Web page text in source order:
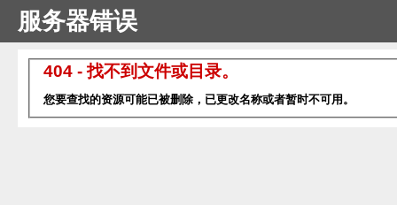
服务器错误
404 - 找不到文件或目录。
您要查找的资源可能已被删除，已更改名称或者暂时不可用。